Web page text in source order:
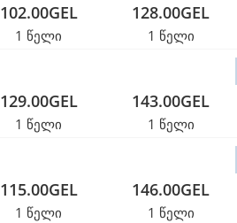
102.00GEL
1 წელი
128.00GEL
1 წელი
129.00GEL
1 წელი
143.00GEL
1 წელი
115.00GEL
1 წელი
146.00GEL
1 წელი